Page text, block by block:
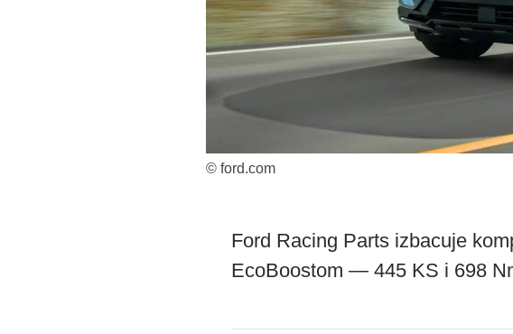
© ford.com
Ford Racing Parts izbacuje
EcoBoostom — 445 KS i 698